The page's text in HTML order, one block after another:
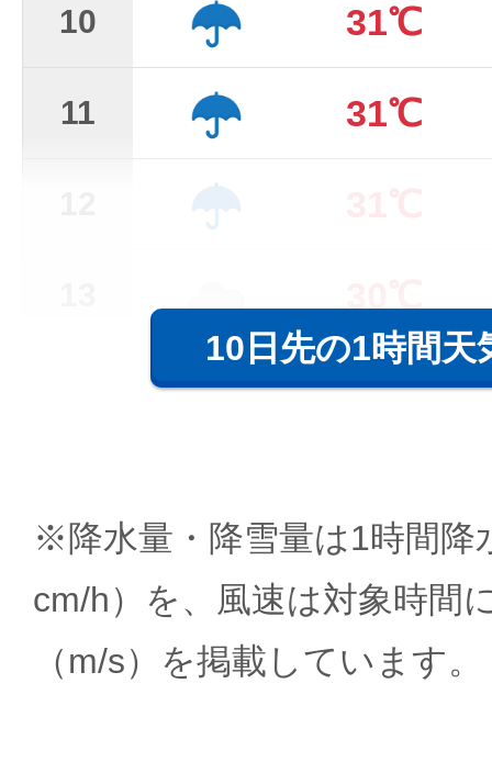
10 31℃
11 31℃
10日先の1時間天
※降水量・降雪量は1時間降
cm/h）を、風速は対象時間
（m/s）を掲載しています。